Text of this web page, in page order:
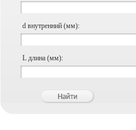
d внутренний (мм):
L длина (мм):